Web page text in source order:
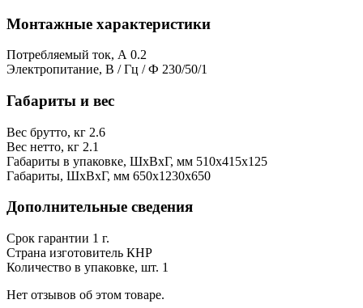
Монтажные характеристики
Потребляемый ток, А 0.2
Электропитание, В / Гц / Ф 230/50/1
Габариты и вес
Вес брутто, кг 2.6
Вес нетто, кг 2.1
Габариты в упаковке, ШxВxГ, мм 510x415x125
Габариты, ШxВxГ, мм 650x1230x650
Дополнительные сведения
Срок гарантии 1 г.
Страна изготовитель КНР
Количество в упаковке, шт. 1
Нет отзывов об этом товаре.